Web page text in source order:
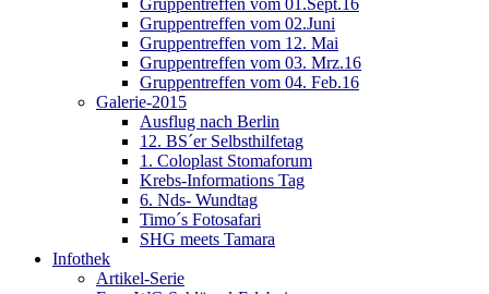
Gruppentreffen vom 02.Juni
Gruppentreffen vom 12. Mai
Gruppentreffen vom 03. Mrz.16
Gruppentreffen vom 04. Feb.16
Galerie-2015
Ausflug nach Berlin
12. BS´er Selbsthilfetag
1. Coloplast Stomaforum
Krebs-Informations Tag
6. Nds- Wundtag
Timo´s Fotosafari
SHG meets Tamara
Infothek
Artikel-Serie